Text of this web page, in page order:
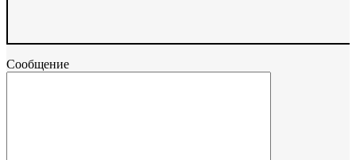
Сообщение